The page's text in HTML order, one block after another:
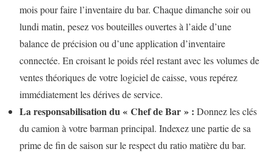
mois pour faire l’inventaire du bar. Chaque dimanche soir ou
lundi matin, pesez vos bouteilles ouvertes à l’aide d’une
balance de précision ou d’une application d’inventaire
connectée. En croisant le poids réel restant avec les volumes de
ventes théoriques de votre logiciel de caisse, vous repérez
immédiatement les dérives de service.
La responsabilisation du « Chef de Bar » : Donnez les clés
du camion à votre barman principal. Indexez une partie de sa
prime de fin de saison sur le respect du ratio matière du bar.